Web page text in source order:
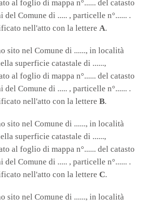
al foglio di mappa n°...... del catasto
del Comune di ..... , particelle n°...... .
nell'atto con la lettere A.
sito nel Comune di ......, in località
superficie catastale di ......,
al foglio di mappa n°...... del catasto
del Comune di ..... , particelle n°...... .
nell'atto con la lettere B.
sito nel Comune di ......, in località
superficie catastale di ......,
al foglio di mappa n°...... del catasto
del Comune di ..... , particelle n°...... .
nell'atto con la lettere C.
sito nel Comune di ......, in località